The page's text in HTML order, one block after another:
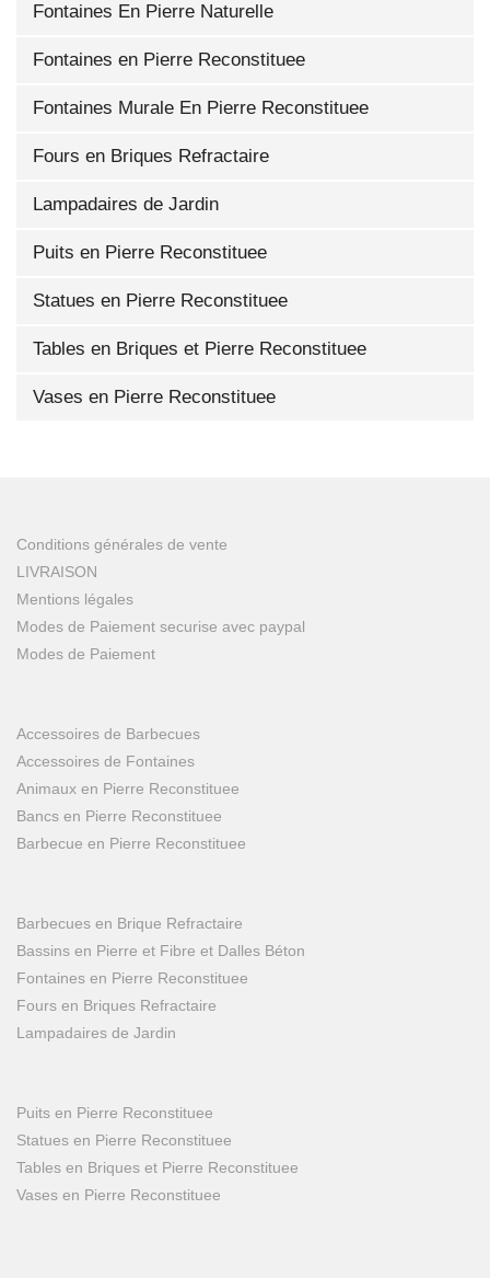
Fontaines En Pierre Naturelle
Fontaines en Pierre Reconstituee
Fontaines Murale En Pierre Reconstituee
Fours en Briques Refractaire
Lampadaires de Jardin
Puits en Pierre Reconstituee
Statues en Pierre Reconstituee
Tables en Briques et Pierre Reconstituee
Vases en Pierre Reconstituee
Conditions générales de vente
LIVRAISON
Mentions légales
Modes de Paiement securise avec paypal
Modes de Paiement
Accessoires de Barbecues
Accessoires de Fontaines
Animaux en Pierre Reconstituee
Bancs en Pierre Reconstituee
Barbecue en Pierre Reconstituee
Barbecues en Brique Refractaire
Bassins en Pierre et Fibre et Dalles Béton
Fontaines en Pierre Reconstituee
Fours en Briques Refractaire
Lampadaires de Jardin
Puits en Pierre Reconstituee
Statues en Pierre Reconstituee
Tables en Briques et Pierre Reconstituee
Vases en Pierre Reconstituee